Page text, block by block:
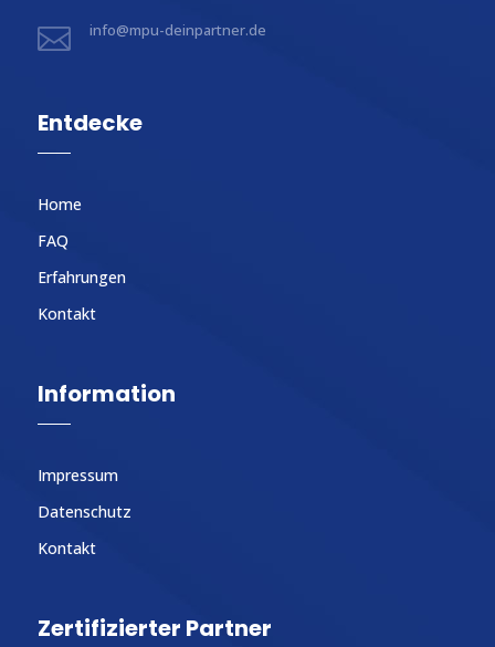
 info@mpu-deinpartner.de
Entdecke
Home
FAQ
Erfahrungen
Kontakt
Information
Impressum
Datenschutz
Kontakt
Zertifizierter Partner